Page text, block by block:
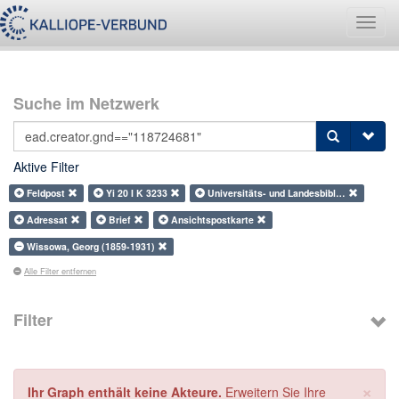
Suche im Netzwerk
Aktive Filter
Feldpost Yi 20 I K 3233
Universitäts- und Landesbibl…
Adressat
Brief
Ansichtspostkarte
Wissowa, Georg (1859-1931)
Alle Filter entfernen
Filter
×
Ihr Graph enthält keine Akteure. Erweitern Sie Ihre